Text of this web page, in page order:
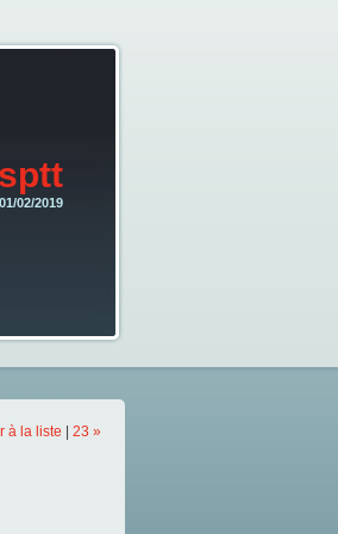
02/2019
à la liste 23 »